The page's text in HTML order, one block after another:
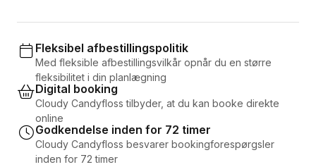
Fleksibel afbestillingspolitik
Med fleksible afbestillingsvilkår opnår du en større
fleksibilitet i din planlægning
Digital booking
Cloudy Candyfloss tilbyder, at du kan booke direkte
online
Godkendelse inden for 72 timer
Cloudy Candyfloss besvarer bookingforespørgsler
inden for 72 timer